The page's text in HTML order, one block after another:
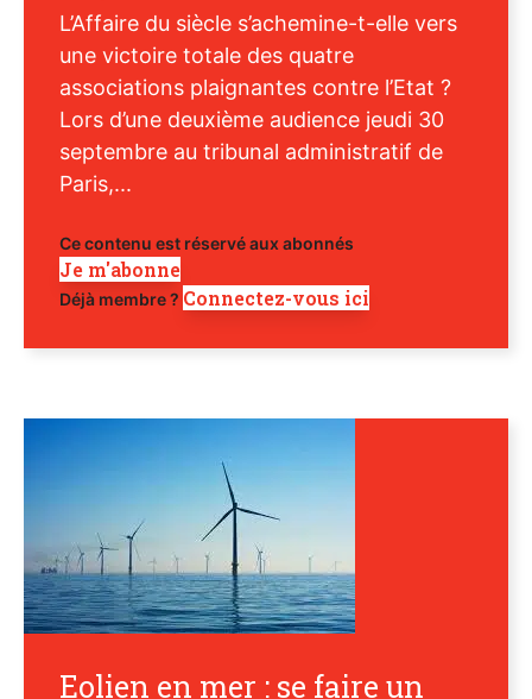
L’Affaire du siècle s’achemine-t-elle vers
une victoire totale des quatre
associations plaignantes contre l’Etat ?
Lors d’une deuxième audience jeudi 30
septembre au tribunal administratif de
Paris,...
Ce contenu est réservé aux abonnés
Je m'abonne
Déjà membre ? Connectez-vous ici
Eolien en mer : se faire un